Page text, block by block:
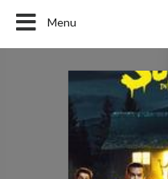
Menu